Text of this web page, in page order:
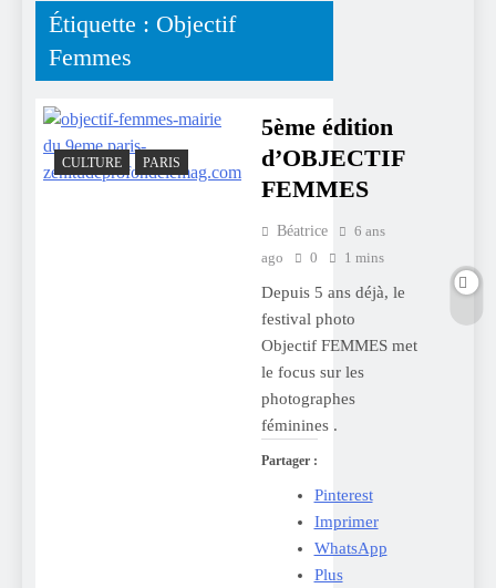
Étiquette : Objectif
Femmes
CULTURE PARIS
5ème édition
d’OBJECTIF
FEMMES
Béatrice
6 ans
ago
0 1 mins
Depuis 5 ans déjà, le
festival photo
Objectif FEMMES met
le focus sur les
photographes
féminines .
Partager :
Pinterest
Imprimer
WhatsApp
Plus